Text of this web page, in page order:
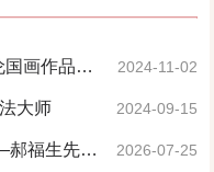
国画作品欣
2024-11-02
大师 2024-09-15
福生先生
2026-07-25